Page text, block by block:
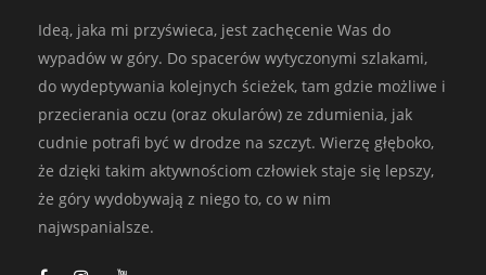
Ideą, jaka mi przyświeca, jest zachęcenie Was do
wypadów w góry. Do spacerów wytyczonymi szlakami,
do wydeptywania kolejnych ścieżek, tam gdzie możliwe i
przecierania oczu (oraz okularów) ze zdumienia, jak
cudnie potrafi być w drodze na szczyt. Wierzę głęboko,
że dzięki takim aktywnościom człowiek staje się lepszy,
że góry wydobywają z niego to, co w nim
najwspanialsze.